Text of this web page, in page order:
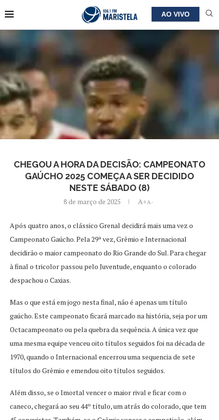
AO VIVO
CHEGOU A HORA DA DECISÃO: CAMPEONATO
GAÚCHO 2025 COMEÇA A SER DECIDIDO
NESTE SÁBADO (8)
8 de março de 2025 A+A-
Após quatro anos, o clássico Grenal decidirá mais uma vez o
Campeonato Gaúcho. Pela 29ª vez, Grêmio e Internacional
decidirão o maior campeonato do Rio Grande do Sul. Para chegar
à final o tricolor passou pelo Juventude, enquanto o colorado
despachou o Caxias.
Mas o que está em jogo nesta final, não é apenas um título
gaúcho. Este campeonato ficará marcado na história, seja por um
Octacampeonato ou pela quebra da sequência. A única vez que
uma mesma equipe venceu oito títulos seguidos foi na década de
1970, quando o Internacional encerrou uma sequencia de sete
títulos do Grêmio e emendou oito títulos seguidos.
Além disso, se o Imortal vencer o maior rival e ficar com o
caneco, chegará ao seu 44º título, um atrás do colorado, que tem